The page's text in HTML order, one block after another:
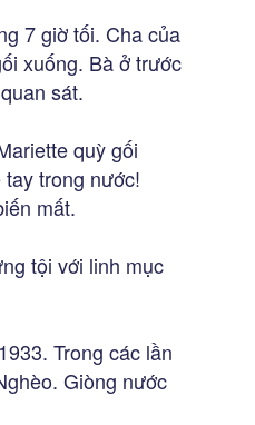
7 giờ tối. Cha của
xuống. Bà ở trước
sát.
quỳ gối
trong nước!
mất.
tội với linh mục
Trong các lần
Giòng nước